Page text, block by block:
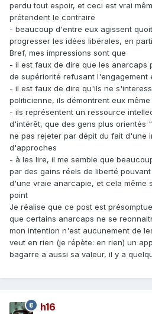
perdu tout espoir, et ceci est vrai
prétendent le contraire
- beaucoup d'entre eux agissent
progresser les idées libérales, en
Bref, mes impressions sont que
- il est faux de dire que les anarcaps
de supériorité refusant l'engagement
- il est faux de dire qu'ils ne
politicienne, ils démontrent eux
- ils représentent un ressource
d'intérêt, que des gens plus orientés
ne pas rejeter par dépit du fait d'une
d'approches
- à les lire, il me semble que
par des gains réels de liberté
d'une vraie anarcapie, et cela même
point
Je réalise que ce post est
que certains anarcaps ne se
mon intention n'est aucunement de
veut en rien (je répète: en rien) un
bagarre a aussi sa valeur, il y a
h16